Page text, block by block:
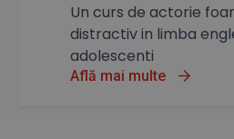
Un curs de actorie
distractiv in limba
adolescenti
Află mai multe